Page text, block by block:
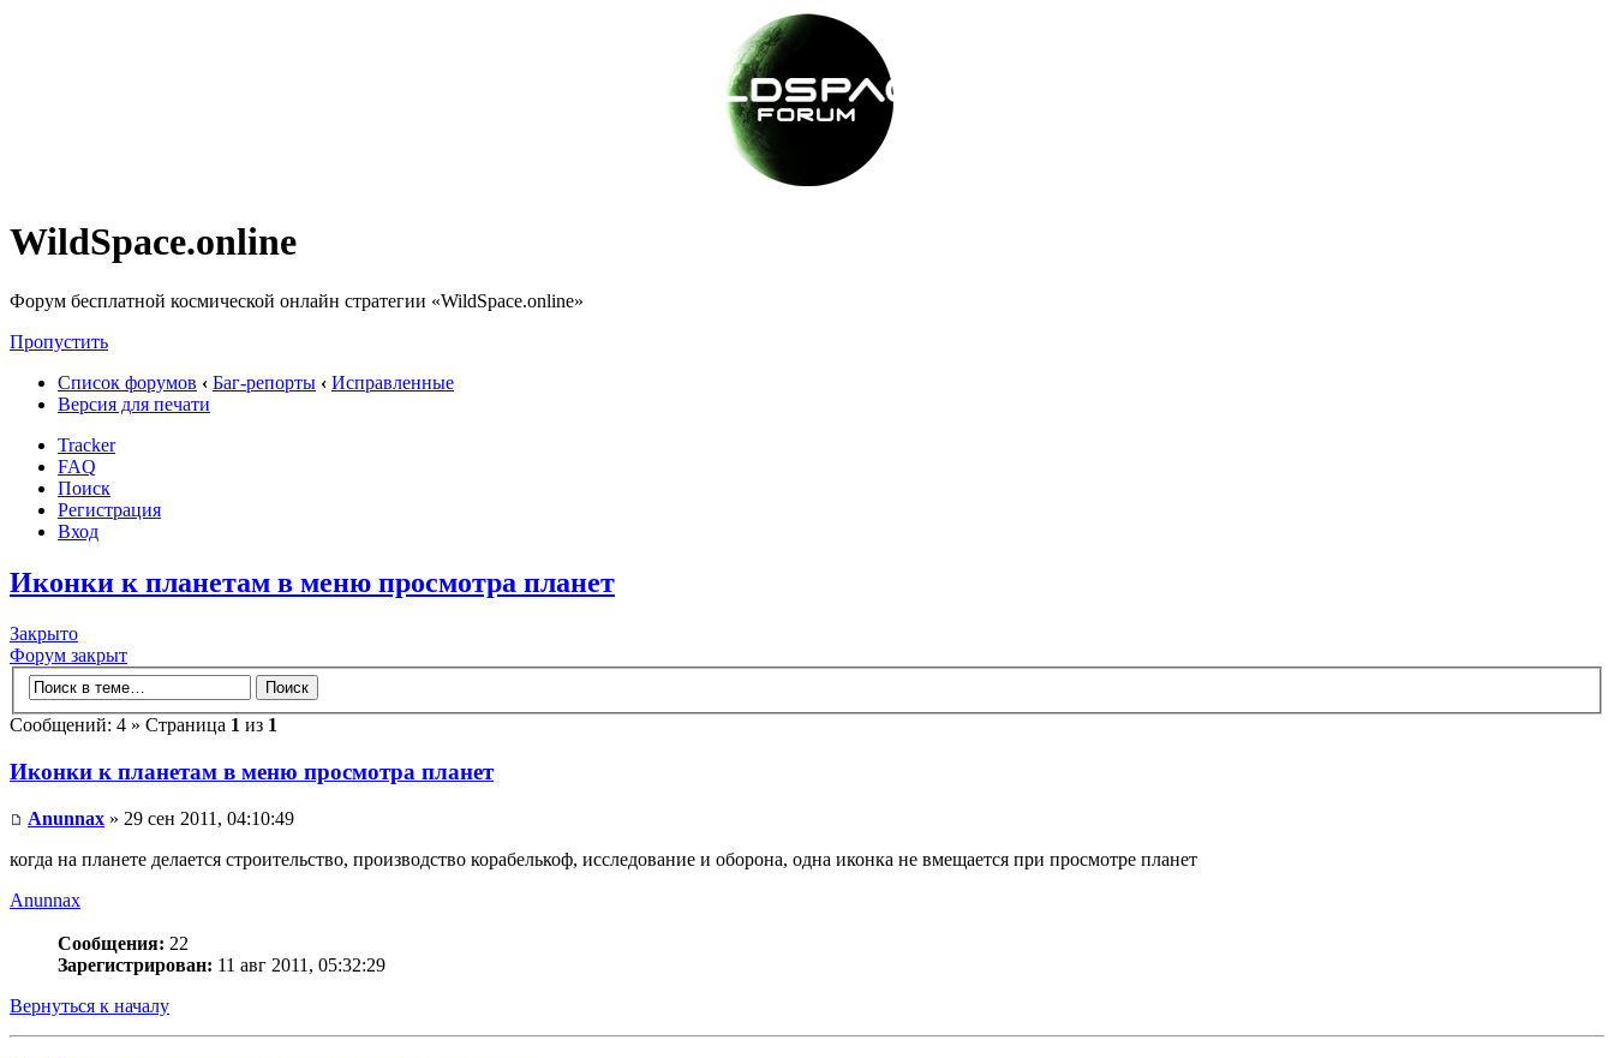
WildSpace.online
Форум бесплатной космической онлайн стратегии «WildSpace.online»
Пропустить
Список форумов ‹ Баг-репорты ‹ Исправленные
Версия для печати
Tracker
FAQ
Поиск
Регистрация
Вход
Иконки к планетам в меню просмотра планет
Закрыто
Форум закрыт
Сообщений: 4 » Страница 1 из 1
Иконки к планетам в меню просмотра планет
Anunnax » 29 сен 2011, 04:10:49
когда на планете делается строительство, производство корабелькоф, исследование и оборона, одна иконка не вмещается при просмотре планет
Anunnax
Сообщения: 22
Зарегистрирован: 11 авг 2011, 05:32:29
Вернуться к началу